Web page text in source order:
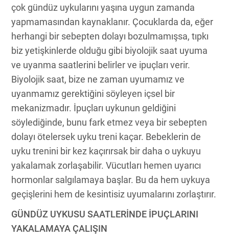
çok gündüz uykularını yaşına uygun zamanda
yapmamasından kaynaklanır. Çocuklarda da, eğer
herhangi bir sebepten dolayı bozulmamışsa, tıpkı
biz yetişkinlerde olduğu gibi biyolojik saat uyuma
ve uyanma saatlerini belirler ve ipuçları verir.
Biyolojik saat, bize ne zaman uyumamız ve
uyanmamız gerektiğini söyleyen içsel bir
mekanizmadır. İpuçları uykunun geldiğini
söylediğinde, bunu fark etmez veya bir sebepten
dolayı ötelersek uyku treni kaçar. Bebeklerin de
uyku trenini bir kez kaçırırsak bir daha o uykuyu
yakalamak zorlaşabilir. Vücutları hemen uyarıcı
hormonlar salgılamaya başlar. Bu da hem uykuya
geçişlerini hem de kesintisiz uyumalarını zorlaştırır.
GÜNDÜZ UYKUSU SAATLERİNDE İPUÇLARINI
YAKALAMAYA ÇALIŞIN